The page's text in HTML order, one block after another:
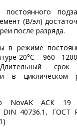
постоянного
(В/эл)
после разряда.
в режиме
20°С – 960 -
в циклическом
NovAK АСК 19
DIN 40736.1, ГОСТ